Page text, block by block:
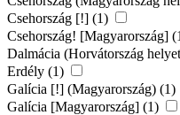
Csehország [!] (1)
Csehország! [Magyarország]
Dalmácia (Horvátország
Erdély (1)
Galícia [!] (Magyarország) (1)
Galícia [Magyarország] (1)